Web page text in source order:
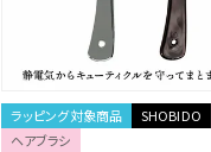
ラッピング対象商品
SHOBIDO
ヘアブラシ